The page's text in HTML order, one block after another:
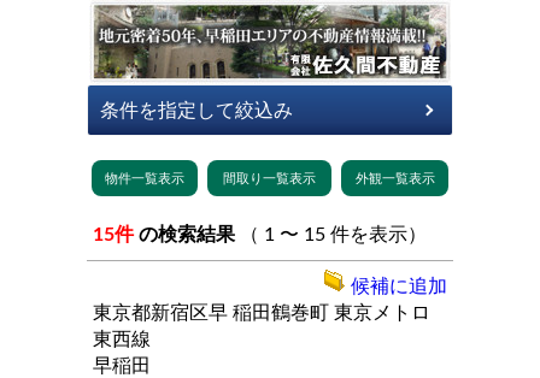
15件 の検索結果 （ 1 〜 15 件を表示）
東京都新宿区早 稲田鶴巻町 東京メトロ
東西線
早稲田
候補に追加